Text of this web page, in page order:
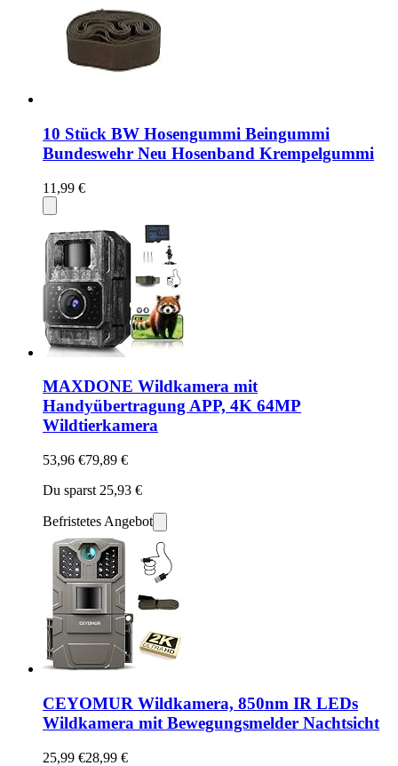
10 Stück BW Hosengummi Beingummi
Bundeswehr Neu Hosenband Krempelgummi
11,99 €
MAXDONE Wildkamera mit
Handyübertragung APP, 4K 64MP
Wildtierkamera
53,96 €79,89 €
Du sparst 25,93 €
Befristetes Angebot
CEYOMUR Wildkamera, 850nm IR LEDs
Wildkamera mit Bewegungsmelder Nachtsicht
25,99 €28,99 €